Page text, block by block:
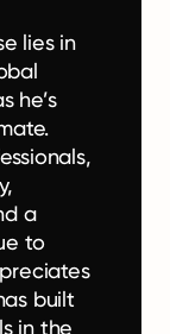
lies in
he’s
a
to
built
in the